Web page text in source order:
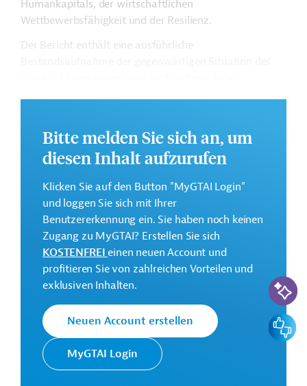
Humankapitals, der wirtschaftlichen
Wettbewerbsfähigkeit und der Resilienz.
Der Bericht enthält eine ausführliche
Unterstützung des Landes.
Das vollständige Strategiepapier steht zum Download
bereit.
Kontaktadresse
Weltbank
Die Weltbankgruppe ist eine der
weltweit größten multilateralen
Entwicklungsorganisationen.
Originaldokument:
Bitte melden Sie sich an, um
diesen Inhalt aufzurufen
Klicken Sie auf den Button "MyGTAI Login"
und loggen Sie sich mit Ihrer
Benutzererkennung ein. Sie haben noch keinen
Zugang zu MyGTAI? Erstellen Sie sich
KOSTENFREIeinen neuen Account und
profitieren Sie von zahlreichen Vorteilen und
exklusiven Inhalten.
Neuen Account erstellen
MyGTAI Login
KI-